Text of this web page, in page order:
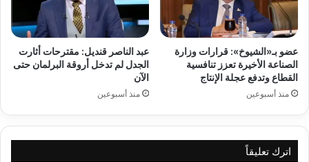
عضو بـ«الشيوخ»: قرارات وزارة
الصناعة الأخيرة تعزز تنافسية
القطاع وتدفع عجلة الإنتاج
منذ أسبوعين
عبد الناصر قنديل: مقترحات أثارت
الجدل لم تدخل أروقة البرلمان حتى
الآن
منذ أسبوعين
اترك تعليقاً